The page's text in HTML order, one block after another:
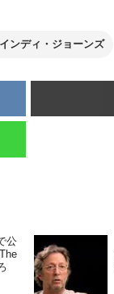
インディ・ジョーンズ
公